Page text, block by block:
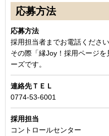
応募方法
応募方法
採用担当者までお電話ください
その際「縁Joy！採用ページ
ーズです。
連絡先ＴＥＬ
0774-53-6001
採用担当
コントロールセンター